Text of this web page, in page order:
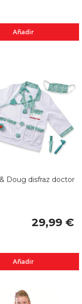
Añadir
Doug disfraz doctor
29,99 €
Añadir